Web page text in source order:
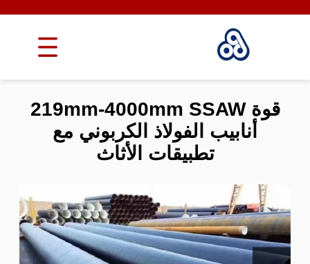
قوة 219mm-4000mm SSAW
أنابيب الفولاذ الكربوني مع
تطبيقات الأثاث